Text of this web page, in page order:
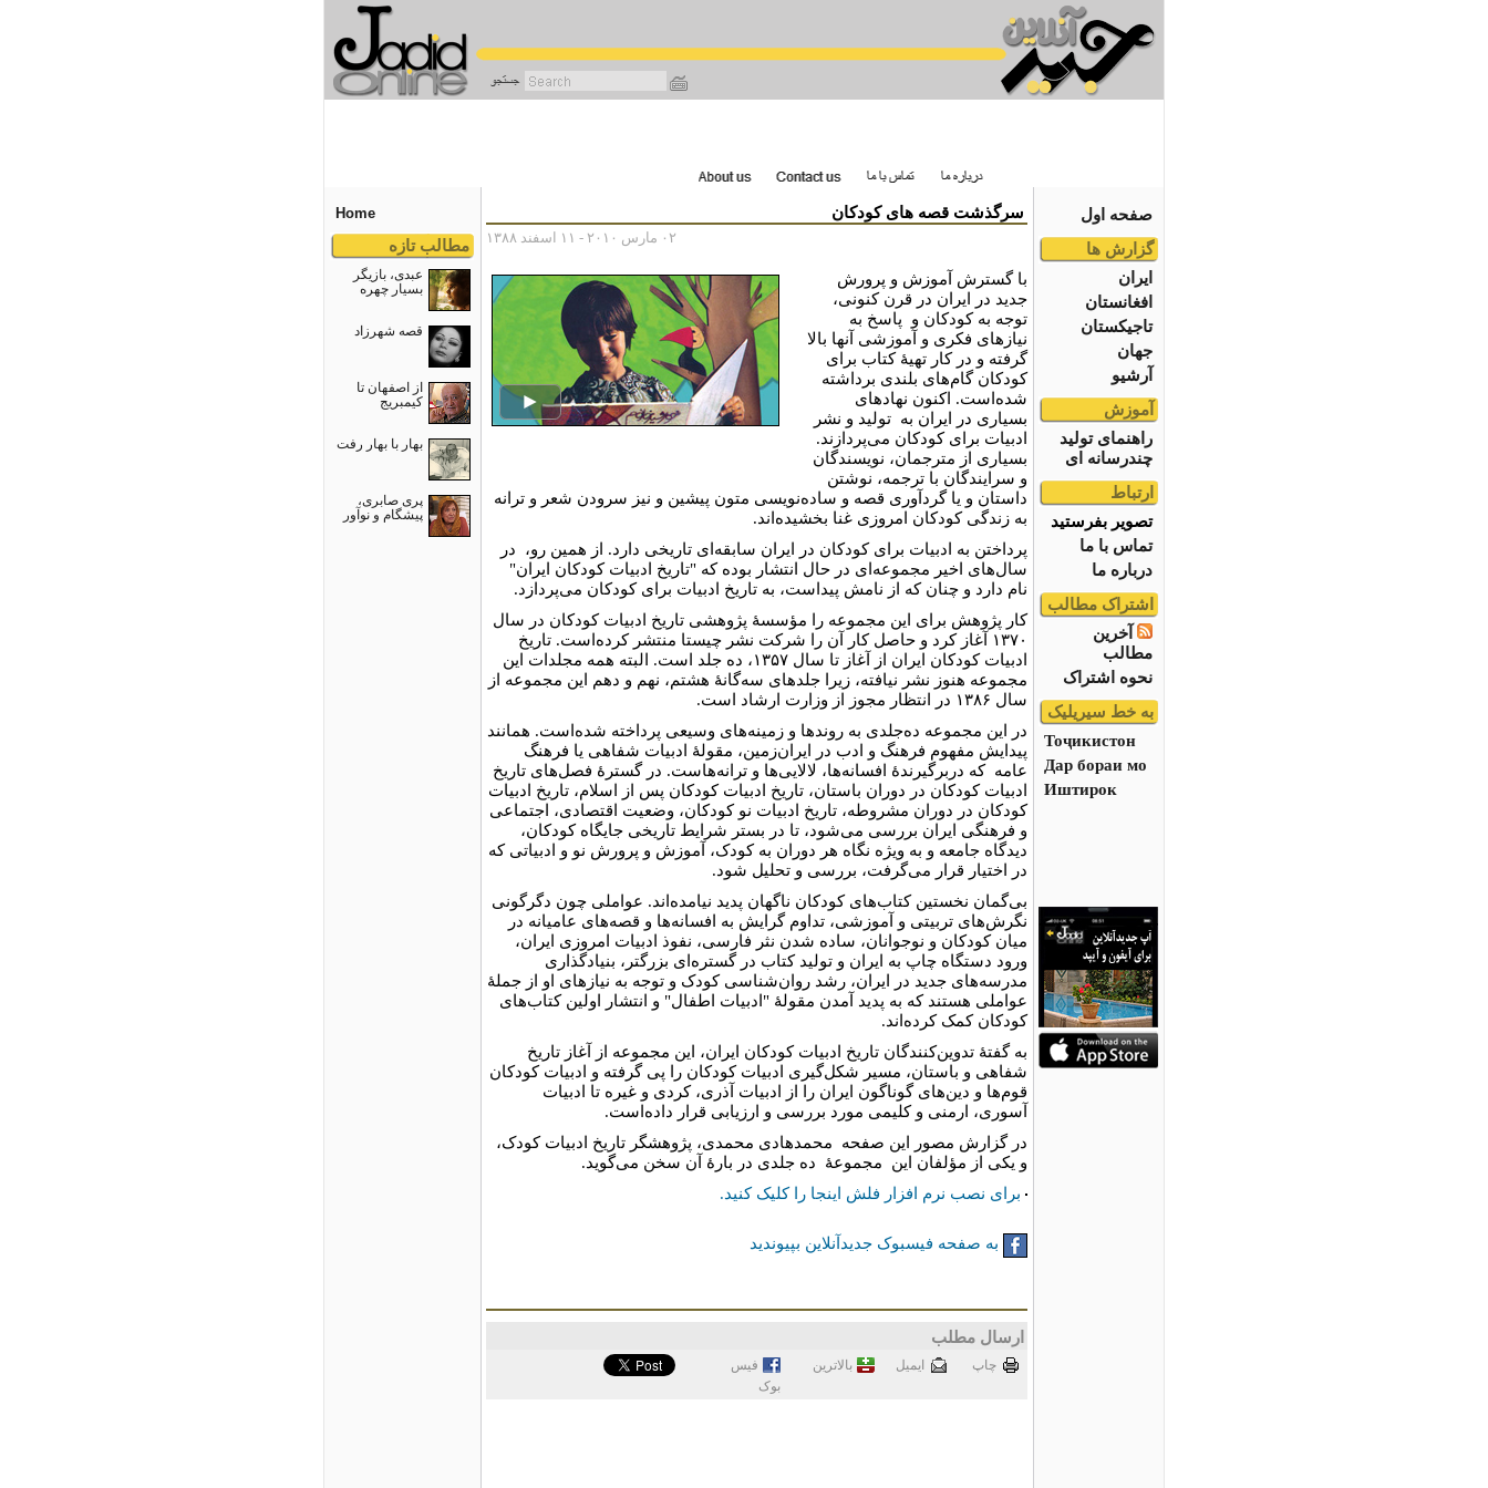
صفحه اول
گزارش ها
ایران
افغانستان
تاجیکستان
جهان
آرشیو
آموزش
راهنمای تولید
چندرسانه ای
ارتباط
تصویر بفرستید
تماس با ما
درباره ما
اشتراک مطالب
آخرین
مطالب
نحوه اشتراک
به خط سیریلیک
Тоҷикистон
Дар бораи мо
Иштирок
Home
مطالب تازه
عبدی، بازیگر
بسیار چهره
قصه شهرزاد
از اصفهان تا
کیمبریج
بهار با بهار رفت
پری صابری،
پیشگام و نوآور
سرگذشت قصه های کودکان
۰۲ مارس ۲۰۱۰ - ۱۱ اسفند ۱۳۸۸
با گسترش آموزش و پرورش
جدید در ایران در قرن کنونی،
توجه به کودکان و پاسخ به
نیازهای فکری و آموزشی آنها بالا
گرفته و در کار تهیۀ کتاب برای
کودکان گام‌های بلندی برداشته
شده‌است. اکنون نهادهای
بسیاری در ایران به تولید و نشر
ادبیات برای کودکان می‌پردازند.
بسیاری از مترجمان، نویسندگان
و سرایندگان با ترجمه، نوشتن
داستان و یا گردآوری قصه و ساده‌نویسی متون پیشین و نیز سرودن شعر و ترانه
به زندگی کودکان امروزی غنا بخشیده‌اند.
پرداختن به ادبیات برای کودکان در ایران سابقه‌ای تاریخی دارد. از همین رو، در
سال‌های اخیر مجموعه‌ای در حال انتشار بوده که "تاریخ ادبیات کودکان ایران"
نام دارد و چنان که از نامش پیداست، به تاریخ ادبیات برای کودکان می‌پردازد.
کار پژوهش برای این مجموعه را مؤسسۀ پژوهشی تاریخ ادبیات کودکان در سال
۱۳۷۰ آغاز کرد و حاصل کار آن را شرکت نشر چیستا منتشر کرده‌است. تاریخ
ادبیات کودکان ایران از آغاز تا سال ۱۳۵۷، ده جلد است. البته همه مجلدات این
مجموعه هنوز نشر نیافته، زیرا جلدهای سه‌گانۀ هشتم، نهم و دهم این مجموعه از
سال ۱۳۸۶ در انتظار مجوز از وزارت ارشاد ‌است.
در این مجموعه ده‌جلدی به روندها و زمینه‌های وسیعی پرداخته شده‌است. همانند
پیدایش مفهوم فرهنگ و ادب در ایران‌زمین، مقولۀ ادبیات شفاهی یا فرهنگ
عامه که دربرگیرندۀ افسانه‌ها، لالایی‌ها و ترانه‌هاست. در گسترۀ فصل‌های تاریخ
ادبیات کودکان در دوران باستان، تاریخ ادبیات کودکان پس از اسلام، تاریخ ادبیات
کودکان در دوران مشروطه، تاریخ ادبیات نو کودکان، وضعیت اقتصادی، اجتماعی
و فرهنگی ایران بررسی می‌شود، تا در بستر شرایط تاریخی جایگاه کودکان،
دیدگاه جامعه و به ویژه‌ نگاه هر دوران به کودک، آموزش و پرورش نو و ادبیاتی که
در اختیار قرار می‌گرفت، بررسی و تحلیل شود.
بی‌گمان نخستین کتاب‌های کودکان ناگهان پدید نیامده‌اند. عواملی چون دگرگونی
نگرش‌های تربیتی و آموزشی، تداوم گرایش به افسانه‌ها و قصه‌های عامیانه در
میان کودکان و نوجوانان، ساده شدن نثر فارسی، نفوذ ادبیات امروزی ایران،
ورود دستگاه چاپ به ایران و تولید کتاب در گستره‌ای بزرگتر، بنیادگذاری
مدرسه‌های جدید در ایران، رشد روان‌شناسی کودک و توجه به نیازهای او از جملۀ
عواملی هستند که به پدید آمدن مقولۀ "ادبیات اطفال" و انتشار اولین کتاب‌های
کودکان کمک کرده‌اند.
به گفتۀ تدوین‌کنندگان تاریخ ادبیات کودکان ایران، این مجموعه از آغاز تاریخ
شفاهی و باستان، مسیر شکل‌گیری ادبیات کودکان را پی‌ گرفته و ادبیات کودکان
قوم‌ها و دین‌های گوناگون ایران را از ادبیات آذری، کردی و غیره تا ادبیات
آسوری، ارمنی و کلیمی مورد بررسی و ارزیابی قرار داده‌است.
در گزارش مصور این صفحه محمدهادی محمدی، پژوهشگر تاریخ ادبیات کودک،
و یکی از مؤلفان این مجموعۀ ده‌ جلدی در بارۀ آن سخن می‌گوید.
برای نصب نرم افزار فلش اینجا را کلیک کنید.
به صفحه فیسبوک جدیدآنلاین بپیوندید
ارسال مطلب
چاپ ايميل بالاترین
فيس
بوک